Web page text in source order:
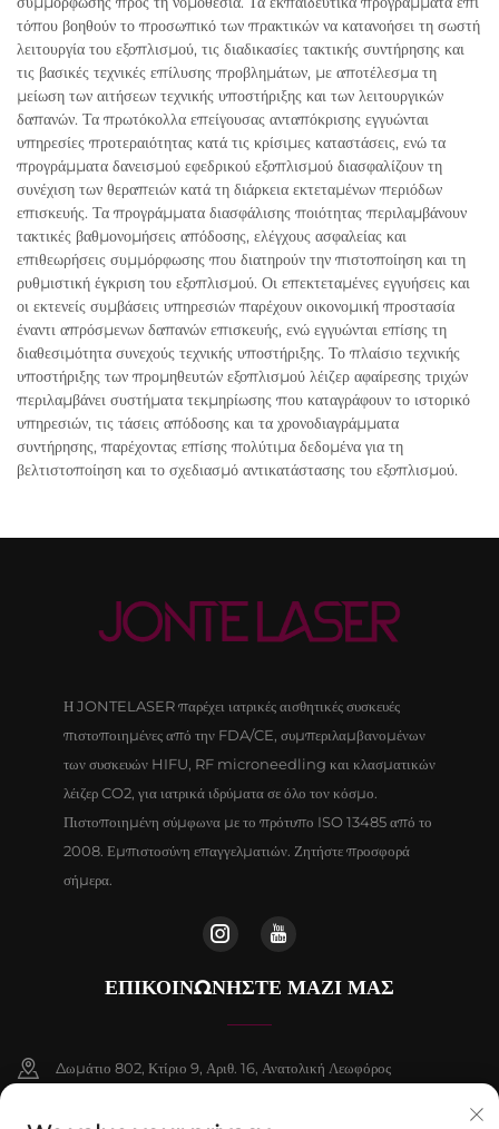
τόπου βοηθούν το προσωπικό των πρακτικών να κατανοήσει τη σωστή
λειτουργία του εξοπλισμού, τις διαδικασίες τακτικής συντήρησης και
τις βασικές τεχνικές επίλυσης προβλημάτων, με αποτέλεσμα τη
μείωση των αιτήσεων τεχνικής υποστήριξης και των λειτουργικών
δαπανών. Τα πρωτόκολλα επείγουσας ανταπόκρισης εγγυώνται
υπηρεσίες προτεραιότητας κατά τις κρίσιμες καταστάσεις, ενώ τα
προγράμματα δανεισμού εφεδρικού εξοπλισμού διασφαλίζουν τη
συνέχιση των θεραπειών κατά τη διάρκεια εκτεταμένων περιόδων
επισκευής. Τα προγράμματα διασφάλισης ποιότητας περιλαμβάνουν
τακτικές βαθμονομήσεις απόδοσης, ελέγχους ασφαλείας και
επιθεωρήσεις συμμόρφωσης που διατηρούν την πιστοποίηση και τη
ρυθμιστική έγκριση του εξοπλισμού. Οι επεκτεταμένες εγγυήσεις και
οι εκτενείς συμβάσεις υπηρεσιών παρέχουν οικονομική προστασία
έναντι απρόσμενων δαπανών επισκευής, ενώ εγγυώνται επίσης τη
διαθεσιμότητα συνεχούς τεχνικής υποστήριξης. Το πλαίσιο τεχνικής
υποστήριξης των προμηθευτών εξοπλισμού λέιζερ αφαίρεσης τριχών
περιλαμβάνει συστήματα τεκμηρίωσης που καταγράφουν το ιστορικό
υπηρεσιών, τις τάσεις απόδοσης και τα χρονοδιαγράμματα
συντήρησης, παρέχοντας επίσης πολύτιμα δεδομένα για τη
βελτιστοποίηση και το σχεδιασμό αντικατάστασης του εξοπλισμού.
Η JONTELASER παρέχει ιατρικές αισθητικές συσκευές
πιστοποιημένες από την FDA/CE, συμπεριλαμβανομένων
των συσκευών HIFU, RF microneedling και κλασματικών
λέιζερ CO2, για ιατρικά ιδρύματα σε όλο τον κόσμο.
Πιστοποιημένη σύμφωνα με το πρότυπο ISO 13485 από το
2008. Εμπιστοσύνη επαγγελματιών. Ζητήστε προσφορά
σήμερα.
ΕΠΙΚΟΙΝΩΝΉΣΤΕ ΜΑΖΊ ΜΑΣ
Δωμάτιο 802, Κτίριο 9, Αριθ. 16, Ανατολική Λεωφόρος